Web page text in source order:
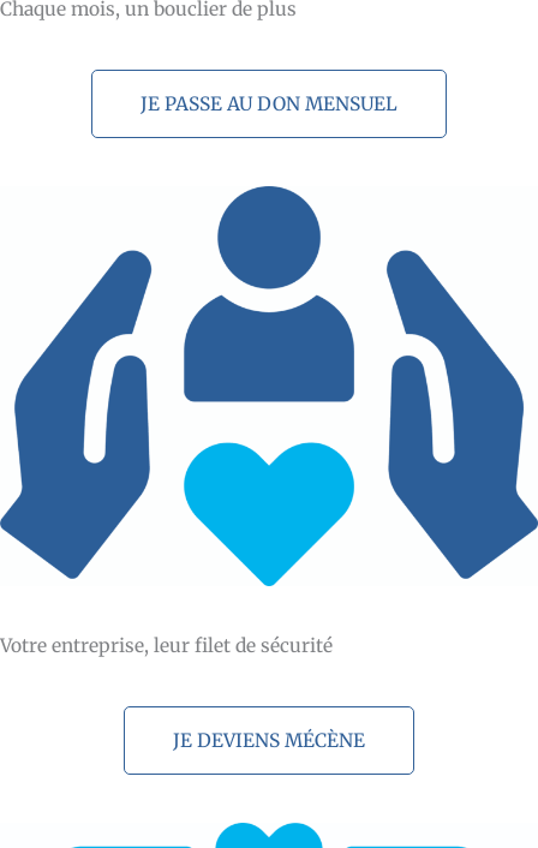
Chaque mois, un bouclier de plus
JE PASSE AU DON MENSUEL
Votre entreprise, leur filet de sécurité
JE DEVIENS MÉCÈNE